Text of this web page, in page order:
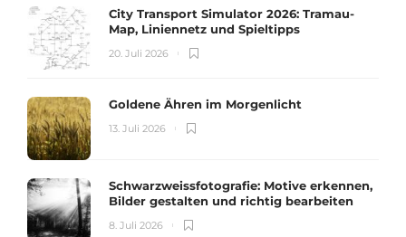
City Transport Simulator 2026: Tramau-
Map, Liniennetz und Spieltipps
20. Juli 2026
Goldene Ähren im Morgenlicht
13. Juli 2026
Schwarzweissfotografie: Motive erkennen,
Bilder gestalten und richtig bearbeiten
8. Juli 2026